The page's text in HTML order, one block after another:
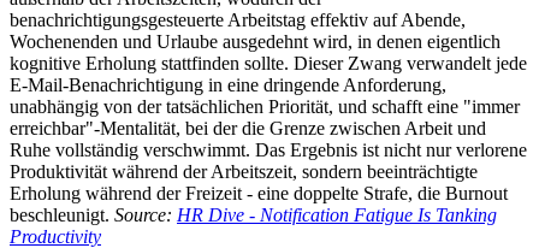
benachrichtigungsgesteuerte Arbeitstag effektiv auf Abende,
Wochenenden und Urlaube ausgedehnt wird, in denen eigentlich
kognitive Erholung stattfinden sollte. Dieser Zwang verwandelt jede
E-Mail-Benachrichtigung in eine dringende Anforderung,
unabhängig von der tatsächlichen Priorität, und schafft eine "immer
erreichbar"-Mentalität, bei der die Grenze zwischen Arbeit und
Ruhe vollständig verschwimmt. Das Ergebnis ist nicht nur verlorene
Produktivität während der Arbeitszeit, sondern beeinträchtigte
Erholung während der Freizeit - eine doppelte Strafe, die Burnout
beschleunigt. Source: HR Dive - Notification Fatigue Is Tanking
Productivity